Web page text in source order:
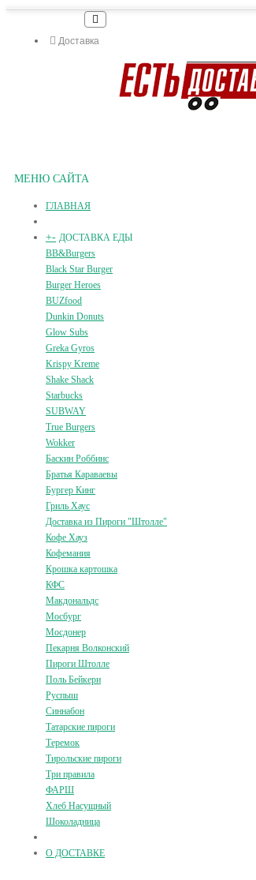
Доставка
МЕНЮ САЙТА
ГЛАВНАЯ
+- ДОСТАВКА ЕДЫ
BB&Burgers
Black Star Burger
Burger Heroes
BUZfood
Dunkin Donuts
Glow Subs
Greka Gyros
Krispy Kreme
Shake Shack
Starbucks
SUBWAY
True Burgers
Wokker
Баскин Роббинс
Братья Караваевы
Бургер Кинг
Гриль Хаус
Доставка из Пироги "Штолле"
Кофе Хауз
Кофемания
Крошка картошка
КФС
Макдональдс
Мосбург
Мосдонер
Пекарня Волконский
Пироги Штолле
Поль Бейкери
Руспыш
Синнабон
Татарские пироги
Теремок
Тирольские пироги
Три правила
ФАРШ
Хлеб Насущный
Шоколадница
О ДОСТАВКЕ